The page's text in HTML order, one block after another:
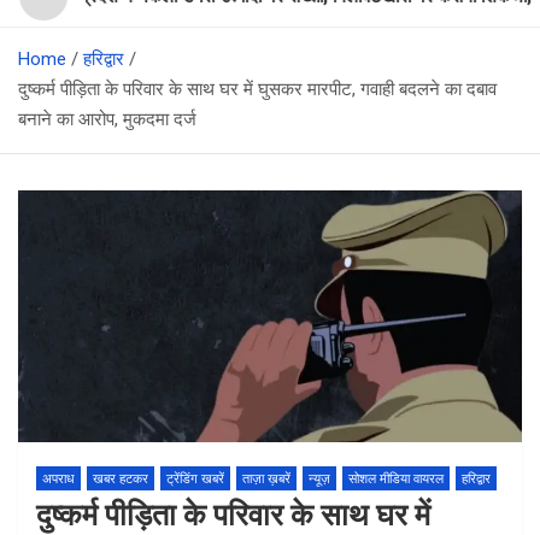
Home
हरिद्वार
दुष्कर्म पीड़िता के परिवार के साथ घर में घुसकर मारपीट, गवाही बदलने का दबाव
बनाने का आरोप, मुकदमा दर्ज
अपराध खबर हटकर ट्रेंडिंग खबरें ताज़ा ख़बरें न्यूज़ सोशल मीडिया वायरल हरिद्वार
दुष्कर्म पीड़िता के परिवार के साथ घर में